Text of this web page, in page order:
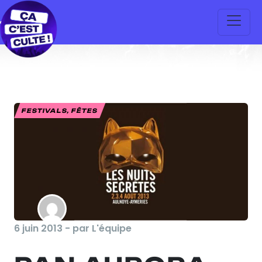
FESTIVALS, FÊTES
6 juin 2013 - par L'équipe